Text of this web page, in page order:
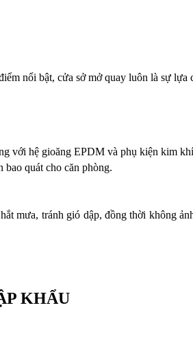
nổi bật, cửa sở mở quay luôn là sự lựa
với hệ gioăng EPDM và phụ kiện kim
quát cho căn phòng.
mưa, tránh gió dập, đồng thời không
KHẨU